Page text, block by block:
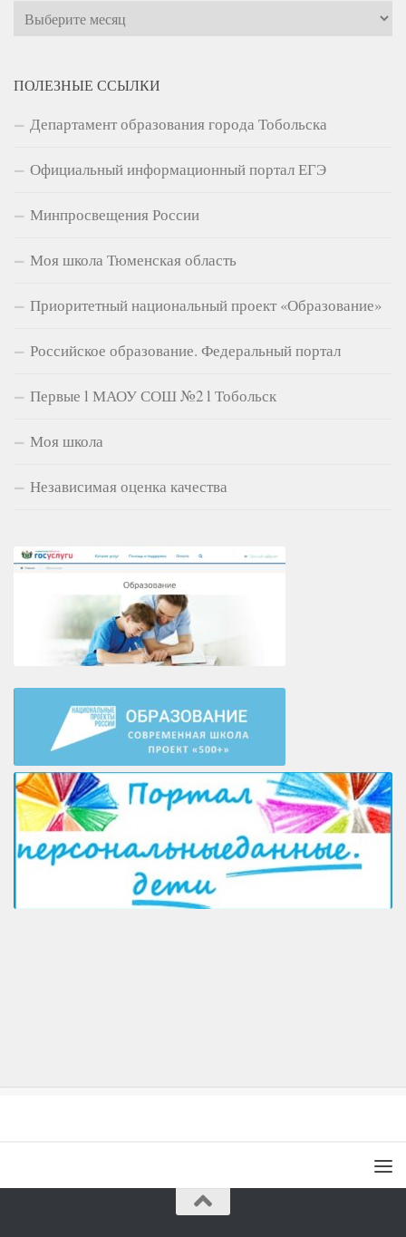
Архивы
ПОЛЕЗНЫЕ ССЫЛКИ
Департамент образования города Тобольска
Официальный информационный портал ЕГЭ
Минпросвещения России
Моя школа Тюменская область
Приоритетный национальный проект «Образование»
Российское образование. Федеральный портал
Первые l МАОУ СОШ №2 l Тобольск
Моя школа
Независимая оценка качества